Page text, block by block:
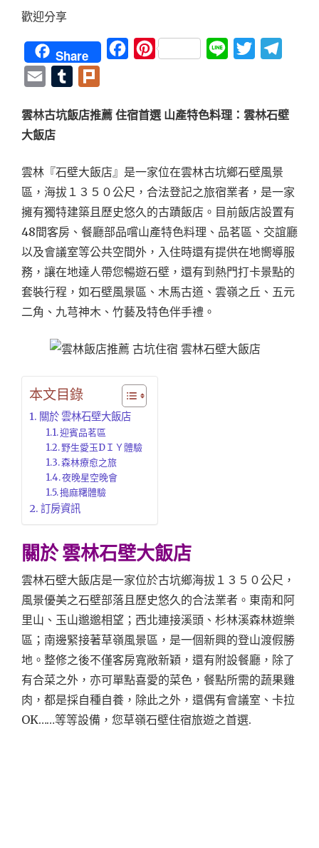
歡迎分享
Share FacebookPinterest Line Twitter
Email Tumblr
雲林古坑飯店推薦 住宿首選 山產特色料理：雲林石壁
大飯店
雲林『石壁大飯店』是一家位在雲林古坑鄉石壁風景
區，海拔１３５０公尺，合法登記之旅宿業者，是一家
擁有獨特建築且歷史悠久的古蹟飯店。目前飯店設置有
48間客房、餐廳部品嚐山產特色料理、品茗區、交誼廳
以及會議室等公共空間外，入住時還有提供在地嚮導服
務，讓在地達人帶您暢遊石壁，還有到熱門打卡景點的
套裝行程，如石壁風景區、木馬古道、雲嶺之丘、五元
二角、九芎神木、竹藝及特色伴手禮。
本文目錄
關於 雲林石壁大飯店
迎賓品茗區
野生愛玉DＩＹ體驗
森林療愈之旅
夜晚星空晚會
搗麻糬體驗
訂房資訊
關於 雲林石壁大飯店
雲林石壁大飯店是一家位於古坑鄉海拔１３５０公尺，
風景優美之石壁部落且歷史悠久的合法業者。東南和阿
里山、玉山邈邈相望；西北連接溪頭、杉林溪森林遊樂
區；南邊緊接著草嶺風景區，是一個新興的登山渡假勝
地。整修之後不僅客房寬敞新穎，還有附設餐廳，除了
有合菜之外，亦可單點喜愛的菜色，餐點所需的蔬果雞
肉，都是採自種自養，除此之外，還偶有會議室、卡拉
OK……等等設備，您草嶺石壁住宿旅遊之首選.